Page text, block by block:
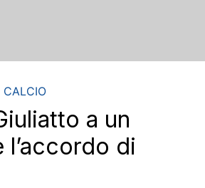
CALCIO
a un
l’accordo di